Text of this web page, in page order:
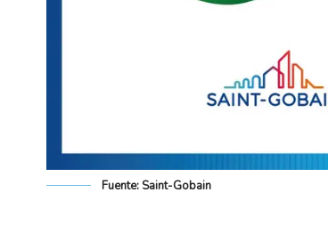
Fuente: Saint-Gobain